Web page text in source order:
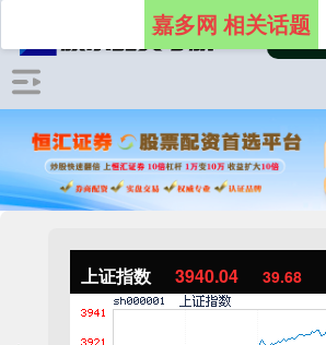
上证指数 3940.04 39.68
嘉多网 相关话题